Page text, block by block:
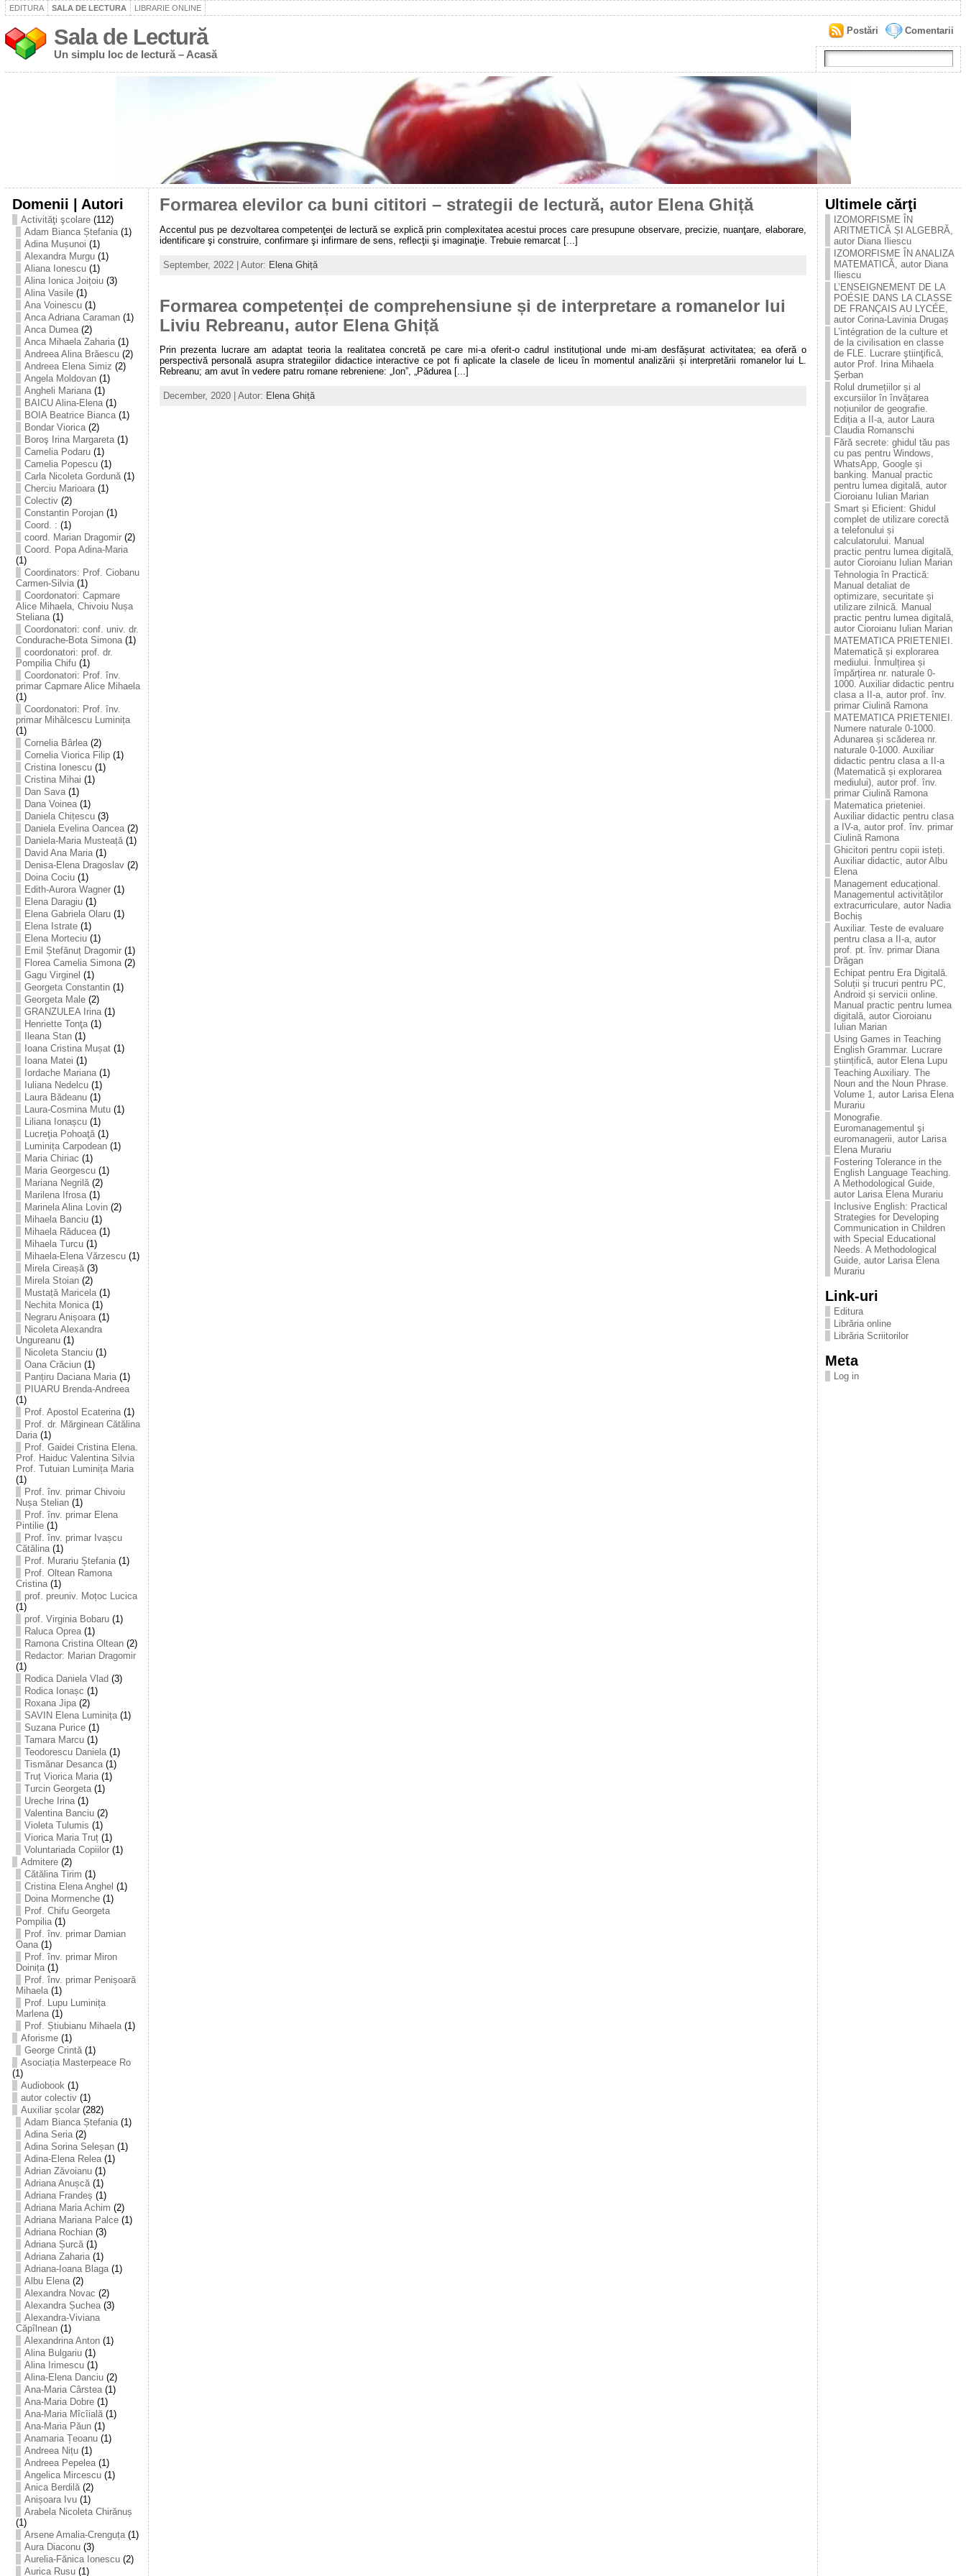
EDITURA SALA DE LECTURA LIBRARIE ONLINE
Sala de Lectură
Un simplu loc de lectură – Acasă
Comentarii
Postări
Domenii | Autori
Activităţi şcolare(112)
Adam Bianca Ștefania(1)
Adina Mușunoi (1)
Alexandra Murgu(1)
Aliana Ionescu(1)
Alina Ionica Joițoiu(3)
Alina Vasile(1)
Ana Voinescu(1)
Anca Adriana Caraman(1)
Anca Dumea(2)
Anca Mihaela Zaharia(1)
Andreea Alina Brăescu(2)
Andreea Elena Simiz (2)
Angela Moldovan(1)
Angheli Mariana(1)
BAICU Alina-Elena(1)
BOIA Beatrice Bianca(1)
Bondar Viorica(2)
Boroş Irina Margareta(1)
Camelia Podaru(1)
Camelia Popescu(1)
Carla Nicoleta Gordună(1)
Cherciu Marioara(1)
Colectiv(2)
Constantin Porojan(1)
Coord. : (1)
coord. Marian Dragomir(2)
Coord. Popa Adina-Maria
(1)
Coordinators: Prof. Ciobanu
Carmen-Silvia(1)
Coordonatori: Capmare
Alice Mihaela, Chivoiu Nușa
Steliana(1)
Coordonatori: conf. univ. dr.
Condurache-Bota Simona(1)
coordonatori: prof. dr.
Pompilia Chifu(1)
Coordonatori: Prof. înv.
primar Capmare Alice Mihaela
(1)
Coordonatori: Prof. înv.
primar Mihălcescu Luminița
(1)
Cornelia Bârlea(2)
Cornelia Viorica Filip(1)
Cristina Ionescu(1)
Cristina Mihai (1)
Dan Sava(1)
Dana Voinea(1)
Daniela Chițescu(3)
Daniela Evelina Oancea(2)
Daniela-Maria Musteață(1)
David Ana Maria(1)
Denisa-Elena Dragoslav(2)
Doina Cociu(1)
Edith-Aurora Wagner(1)
Elena Daragiu(1)
Elena Gabriela Olaru(1)
Elena Istrate(1)
Elena Morteciu(1)
Emil Ștefănuț Dragomir(1)
Florea Camelia Simona(2)
Gagu Virginel (1)
Georgeta Constantin(1)
Georgeta Male(2)
GRANZULEA Irina(1)
Henriette Tonţa(1)
Ileana Stan(1)
Ioana Cristina Mușat(1)
Ioana Matei (1)
Iordache Mariana(1)
Iuliana Nedelcu(1)
Laura Bădeanu(1)
Laura-Cosmina Mutu(1)
Liliana Ionașcu(1)
Lucreţia Pohoaţă(1)
Luminița Carpodean(1)
Maria Chiriac (1)
Maria Georgescu(1)
Mariana Negrilă(2)
Marilena Ifrosa(1)
Marinela Alina Lovin(2)
Mihaela Banciu(1)
Mihaela Răducea(1)
Mihaela Turcu(1)
Mihaela-Elena Vărzescu(1)
Mirela Cireașă(3)
Mirela Stoian(2)
Mustață Maricela(1)
Nechita Monica(1)
Negraru Anișoara(1)
Nicoleta Alexandra
Ungureanu(1)
Nicoleta Stanciu(1)
Oana Crăciun(1)
Panțiru Daciana Maria(1)
PIUARU Brenda-Andreea
(1)
Prof. Apostol Ecaterina(1)
Prof. dr. Mărginean Cătălina
Daria(1)
Prof. Gaidei Cristina Elena.
Prof. Haiduc Valentina Silvia
Prof. Tutuian Luminița Maria
(1)
Prof. înv. primar Chivoiu
Nușa Stelian(1)
Prof. înv. primar Elena
Pintilie(1)
Prof. înv. primar Ivașcu
Cătălina(1)
Prof. Murariu Ștefania(1)
Prof. Oltean Ramona
Cristina(1)
prof. preuniv. Moțoc Lucica
(1)
prof. Virginia Bobaru(1)
Raluca Oprea(1)
Ramona Cristina Oltean(2)
Redactor: Marian Dragomir
(1)
Rodica Daniela Vlad (3)
Rodica Ionașc (1)
Roxana Jipa(2)
SAVIN Elena Luminița(1)
Suzana Purice(1)
Tamara Marcu(1)
Teodorescu Daniela(1)
Tismănar Desanca(1)
Truț Viorica Maria(1)
Turcin Georgeta(1)
Ureche Irina(1)
Valentina Banciu(2)
Violeta Tulumis (1)
Viorica Maria Truț(1)
Voluntariada Copiilor(1)
Admitere(2)
Cătălina Tirim (1)
Cristina Elena Anghel (1)
Doina Mormenche(1)
Prof. Chifu Georgeta
Pompilia(1)
Prof. înv. primar Damian
Oana(1)
Prof. înv. primar Miron
Doinița(1)
Prof. înv. primar Penișoară
Mihaela(1)
Prof. Lupu Luminița
Marlena(1)
Prof. Știubianu Mihaela(1)
Aforisme(1)
George Crintă(1)
Asociația Masterpeace Ro
(1)
Audiobook(1)
autor colectiv(1)
Auxiliar școlar(282)
Adam Bianca Ștefania(1)
Adina Seria(2)
Adina Sorina Seleșan(1)
Adina-Elena Relea(1)
Adrian Zăvoianu(1)
Adriana Anușcă(1)
Adriana Frandeș (1)
Adriana Maria Achim (2)
Adriana Mariana Palce(1)
Adriana Rochian(3)
Adriana Șurcă(1)
Adriana Zaharia(1)
Adriana-Ioana Blaga(1)
Albu Elena(2)
Alexandra Novac (2)
Alexandra Șuchea(3)
Alexandra-Viviana
Căpîlnean(1)
Alexandrina Anton(1)
Alina Bulgariu(1)
Alina Irimescu(1)
Alina-Elena Danciu(2)
Ana-Maria Cârstea(1)
Ana-Maria Dobre(1)
Ana-Maria Mîcîială(1)
Ana-Maria Păun(1)
Anamaria Țeoanu(1)
Andreea Nițu(1)
Andreea Pepelea(1)
Angelica Mircescu(1)
Anica Berdilă(2)
Anișoara Ivu(1)
Arabela Nicoleta Chirănuș
(1)
Arsene Amalia-Crenguța(1)
Aura Diaconu(3)
Aurelia-Fănica Ionescu(2)
Aurica Rusu(1)
Formarea elevilor ca buni cititori – strategii de lectură, autor Elena Ghiță
Accentul pus pe dezvoltarea competenţei de lectură se explică prin complexitatea acestui proces care presupune observare, precizie, nuanţare, elaborare,
identificare şi construire, confirmare şi infirmare de sens, reflecţii şi imaginaţie. Trebuie remarcat [...]
September, 2022 | Autor: Elena Ghiță
Formarea competenței de comprehensiune și de interpretare a romanelor lui
Liviu Rebreanu, autor Elena Ghiță
Prin prezenta lucrare am adaptat teoria la realitatea concretă pe care mi-a oferit-o cadrul instituțional unde mi-am desfășurat activitatea; ea oferă o
perspectivă personală asupra strategiilor didactice interactive ce pot fi aplicate la clasele de liceu în momentul analizării și interpretării romanelor lui L.
Rebreanu; am avut în vedere patru romane rebreniene: „Ion”, „Pădurea [...]
December, 2020 | Autor: Elena Ghiță
Ultimele cărţi
IZOMORFISME ÎN
ARITMETICĂ ȘI ALGEBRĂ,
autor Diana Iliescu
IZOMORFISME ÎN ANALIZA
MATEMATICĂ, autor Diana
Iliescu
L’ENSEIGNEMENT DE LA
POÉSIE DANS LA CLASSE
DE FRANÇAIS AU LYCÉE,
autor Corina-Lavinia Drugaș
L’intégration de la culture et
de la civilisation en classe
de FLE. Lucrare ştiinţificǎ,
autor Prof. Irina Mihaela
Şerban
Rolul drumețiilor și al
excursiilor în învățarea
noțiunilor de geografie.
Ediția a II-a, autor Laura
Claudia Romanschi
Fără secrete: ghidul tău pas
cu pas pentru Windows,
WhatsApp, Google și
banking. Manual practic
pentru lumea digitală, autor
Cioroianu Iulian Marian
Smart și Eficient: Ghidul
complet de utilizare corectă
a telefonului și
calculatorului. Manual
practic pentru lumea digitală,
autor Cioroianu Iulian Marian
Tehnologia în Practică:
Manual detaliat de
optimizare, securitate și
utilizare zilnică. Manual
practic pentru lumea digitală,
autor Cioroianu Iulian Marian
MATEMATICA PRIETENIEI.
Matematică și explorarea
mediului. Înmulțirea și
împărțirea nr. naturale 0-
1000. Auxiliar didactic pentru
clasa a II-a, autor prof. înv.
primar Ciulină Ramona
MATEMATICA PRIETENIEI.
Numere naturale 0-1000.
Adunarea și scăderea nr.
naturale 0-1000. Auxiliar
didactic pentru clasa a II-a
(Matematică și explorarea
mediului), autor prof. înv.
primar Ciulină Ramona
Matematica prieteniei.
Auxiliar didactic pentru clasa
a IV-a, autor prof. înv. primar
Ciulină Ramona
Ghicitori pentru copii isteți.
Auxiliar didactic, autor Albu
Elena
Management educațional.
Managementul activităților
extracurriculare, autor Nadia
Bochiș
Auxiliar. Teste de evaluare
pentru clasa a II-a, autor
prof. pt. înv. primar Diana
Drăgan
Echipat pentru Era Digitală.
Soluții și trucuri pentru PC,
Android și servicii online.
Manual practic pentru lumea
digitală, autor Cioroianu
Iulian Marian
Using Games in Teaching
English Grammar. Lucrare
științifică, autor Elena Lupu
Teaching Auxiliary. The
Noun and the Noun Phrase.
Volume 1, autor Larisa Elena
Murariu
Monografie.
Euromanagementul şi
euromanagerii, autor Larisa
Elena Murariu
Fostering Tolerance in the
English Language Teaching.
A Methodological Guide,
autor Larisa Elena Murariu
Inclusive English: Practical
Strategies for Developing
Communication in Children
with Special Educational
Needs. A Methodological
Guide, autor Larisa Elena
Murariu
Link-uri
Editura
Librăria online
Librăria Scriitorilor
Meta
Log in